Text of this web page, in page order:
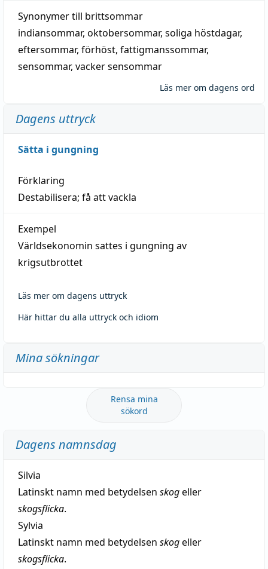
Synonymer till brittsommar
indiansommar, oktobersommar, soliga höstdagar,
eftersommar, förhöst, fattigmanssommar,
sensommar, vacker sensommar
Läs mer om dagens ord
Dagens uttryck
Sätta i gungning
Förklaring
Destabilisera; få att vackla
Exempel
Världsekonomin sattes i gungning av
krigsutbrottet
Läs mer om dagens uttryck
Här hittar du alla uttryck och idiom
Mina sökningar
Rensa mina
sökord
Dagens namnsdag
Silvia
Latinskt namn med betydelsen skogeller
skogsflicka.
Sylvia
Latinskt namn med betydelsen skogeller
skogsflicka.